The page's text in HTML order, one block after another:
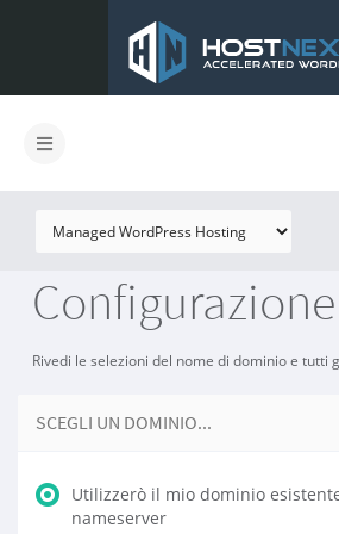
Rivedi le selezioni del nome di dominio e tutti
SCEGLI UN DOMINIO...
Utilizzerò il mio dominio
nameserver